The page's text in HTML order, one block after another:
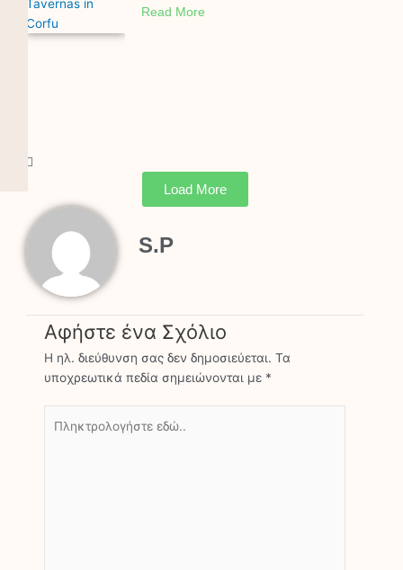
Read More
Load More
S.P
Αφήστε ένα Σχόλιο
Η ηλ. διεύθυνση σας δεν δημοσιεύεται. Τα
υποχρεωτικά πεδία σημειώνονται με *
εδώ..